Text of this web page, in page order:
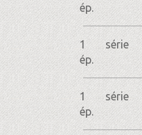
ép.
1
ép.
série
1
ép.
série